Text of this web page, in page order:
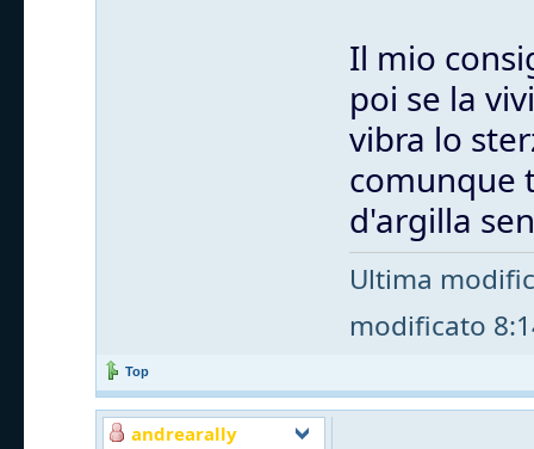
Il mio
poi se la
vibra lo
comunque
d'argilla
Ultima
modificato
Top
andrearally